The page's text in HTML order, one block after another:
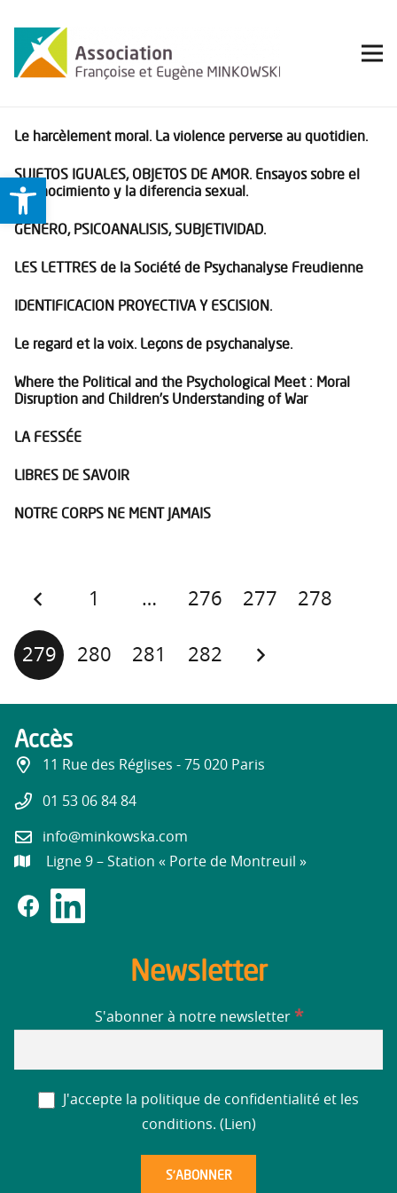
Ouvrir la barre d’outils
Le harcèlement moral. La violence perverse au quotidien.
SUJETOS IGUALES, OBJETOS DE AMOR. Ensayos sobre el
reconocimiento y la diferencia sexual.
GENERO, PSICOANALISIS, SUBJETIVIDAD.
LES LETTRES de la Société de Psychanalyse Freudienne
IDENTIFICACION PROYECTIVA Y ESCISION.
Le regard et la voix. Leçons de psychanalyse.
Where the Political and the Psychological Meet : Moral
Disruption and Children’s Understanding of War
LA FESSÉE
LIBRES DE SAVOIR
NOTRE CORPS NE MENT JAMAIS
1 … 276 277 278
279 280 281 282
Accès
11 Rue des Réglises - 75 020 Paris
01 53 06 84 84
info@minkowska.com
Ligne 9 – Station « Porte de Montreuil »
Newsletter
S'abonner à notre newsletter *
J'accepte la politique de confidentialité et les
conditions. ( Lien)